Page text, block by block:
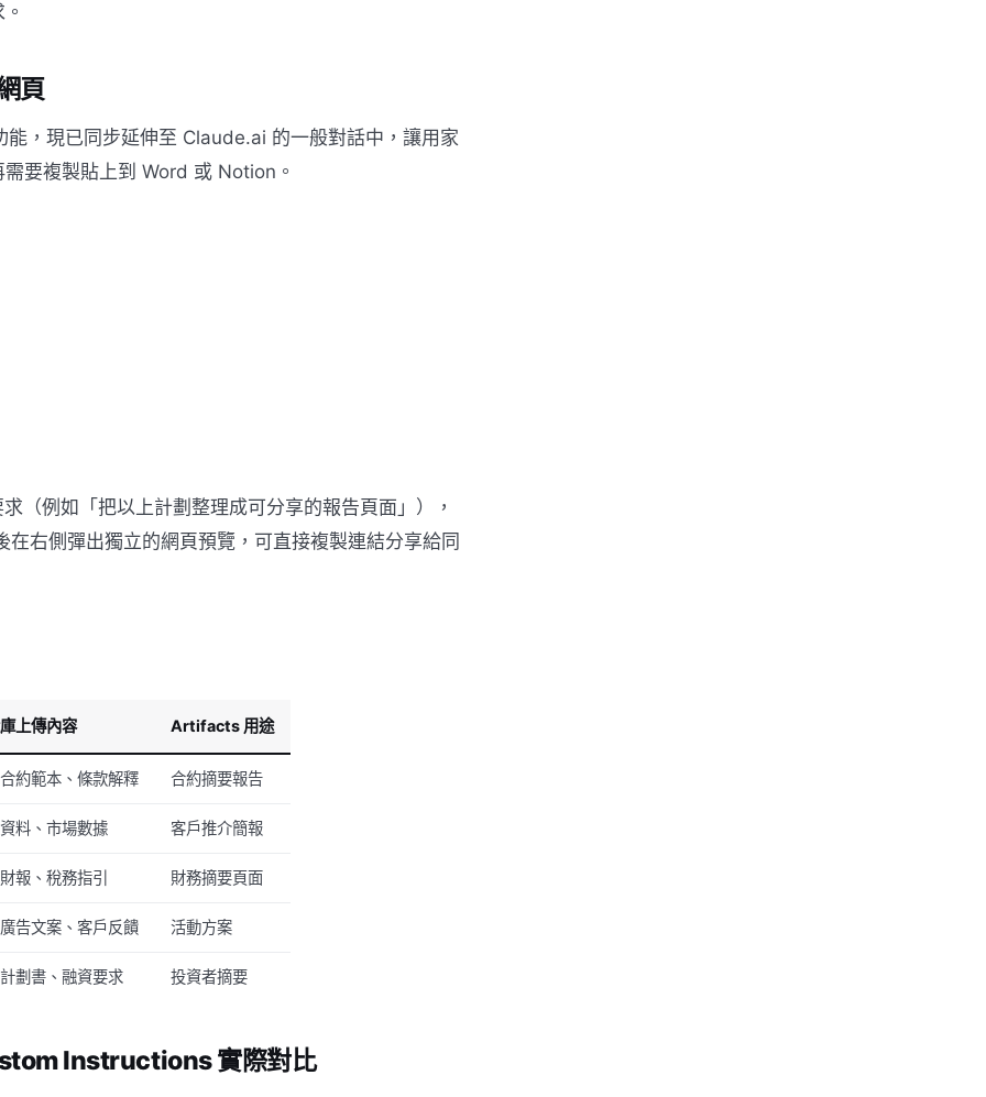
頁
，現已同步延伸至 Claude.ai 的一般對話中，讓用家
要複製貼上到 Word 或 Notion。
（例如「把以上計劃整理成可分享的報告頁面」），
右側彈出獨立的網頁預覽，可直接複製連結分享給同
上傳內容 Artifacts 用途
約範本、條款解釋 合約摘要報告
料、市場數據 客戶推介簡報
報、稅務指引 財務摘要頁面
告文案、客戶反饋 活動方案
劃書、融資要求 投資者摘要
Instructions 實際對比